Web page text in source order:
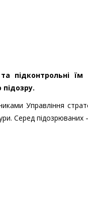
підконтрольні їм
Управління
Серед